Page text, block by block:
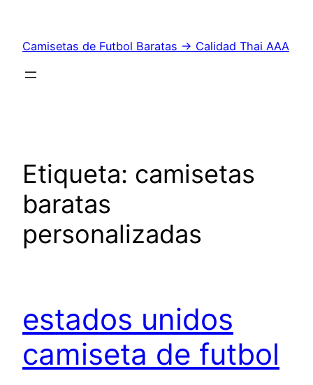
contenido
Camisetas de Futbol Baratas → Calidad Thai AAA
Etiqueta: camisetas
baratas
personalizadas
estados unidos
camiseta de futbol